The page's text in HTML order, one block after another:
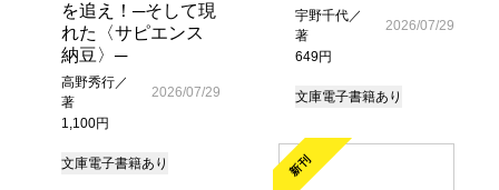
を追え！─そして現
れた〈サピエンス
納豆〉─
高野秀行／
著
1,100円
2026/07/29
文庫電子書籍あり
宇野千代／
著
649円
2026/07/29
文庫電子書籍あり
新刊